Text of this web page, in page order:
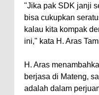
"Jika pak SDK janji
bisa cukupkan
kalau kita kompak
ini," kata H. Aras
H. Aras
berjasa di Mateng,
adalah dalam